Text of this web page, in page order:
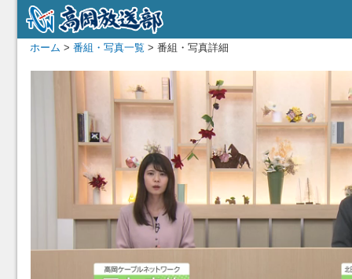
ホーム > 番組・写真一覧 > 番組・写真詳細